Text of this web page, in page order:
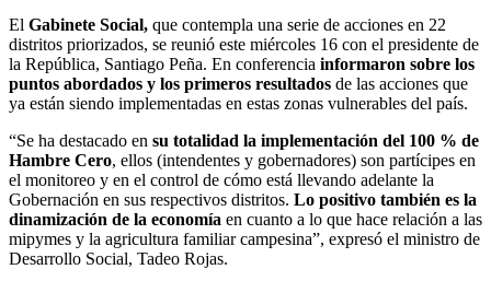
El Gabinete Social, que contempla una serie de acciones en 22
distritos priorizados, se reunió este miércoles 16 con el presidente de
la República, Santiago Peña. En conferencia informaron sobre los
puntos abordados y los primeros resultados de las acciones que
ya están siendo implementadas en estas zonas vulnerables del país.
“Se ha destacado en su totalidad la implementación del 100 % de
Hambre Cero, ellos (intendentes y gobernadores) son partícipes en
el monitoreo y en el control de cómo está llevando adelante la
Gobernación en sus respectivos distritos. Lo positivo también es la
dinamización de la economía en cuanto a lo que hace relación a las
mipymes y la agricultura familiar campesina”, expresó el ministro de
Desarrollo Social, Tadeo Rojas.